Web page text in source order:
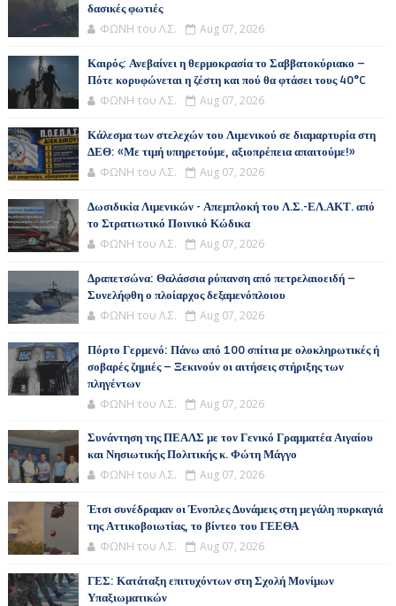
δασικές φωτιές
ΦΩΝΗ του Λ.Σ. Aug 07, 2026
Καιρός: Ανεβαίνει η θερμοκρασία το Σαββατοκύριακο –
Πότε κορυφώνεται η ζέστη και πού θα φτάσει τους 40°C
ΦΩΝΗ του Λ.Σ. Aug 07, 2026
Κάλεσμα των στελεχών του Λιμενικού σε διαμαρτυρία στη
ΔΕΘ: «Με τιμή υπηρετούμε, αξιοπρέπεια απαιτούμε!»
ΦΩΝΗ του Λ.Σ. Aug 07, 2026
Δωσιδικία Λιμενικών - Απεμπλοκή του Λ.Σ.-ΕΛ.ΑΚΤ. από
το Στρατιωτικό Ποινικό Κώδικα
ΦΩΝΗ του Λ.Σ. Aug 07, 2026
Δραπετσώνα: Θαλάσσια ρύπανση από πετρελαιοειδή –
Συνελήφθη ο πλοίαρχος δεξαμενόπλοιου
ΦΩΝΗ του Λ.Σ. Aug 07, 2026
Πόρτο Γερμενό: Πάνω από 100 σπίτια με ολοκληρωτικές ή
σοβαρές ζημιές – Ξεκινούν οι αιτήσεις στήριξης των
πληγέντων
ΦΩΝΗ του Λ.Σ. Aug 07, 2026
Συνάντηση της ΠΕΑΛΣ με τον Γενικό Γραμματέα Αιγαίου
και Νησιωτικής Πολιτικής κ. Φώτη Μάγγο
ΦΩΝΗ του Λ.Σ. Aug 07, 2026
Έτσι συνέδραμαν οι Ένοπλες Δυνάμεις στη μεγάλη πυρκαγιά
της Αττικοβοιωτίας, το βίντεο του ΓΕΕΘΑ
ΦΩΝΗ του Λ.Σ. Aug 07, 2026
ΓΕΣ: Κατάταξη επιτυχόντων στη Σχολή Μονίμων
Υπαξιωματικών